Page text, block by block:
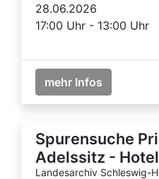
28.06.2026
17:00 Uhr - 13:00 Uhr
mehr Infos
Spurensuche
Adelssitz -
Landesarchiv Schleswig-